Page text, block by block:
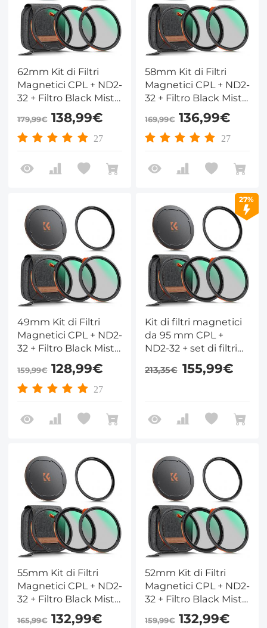
62mm Kit di Filtri
Magnetici CPL + ND2-
32 + Filtro Black Mist
1/4 + Adattatore +
Copriobiettivo
Magnetico con 28
Nano - Serie Nano-
Xcel
179,99€138,99€
27
58mm Kit di Filtri
Magnetici CPL + ND2-
32 + Filtro Black Mist
1/4 + Adattatore +
Copriobiettivo
Magnetico con 28
Nano - Serie Nano-
Xcel
169,99€136,99€
27
49mm Kit di Filtri
Magnetici CPL + ND2-
32 + Filtro Black Mist
1/4 + Adattatore +
Copriobiettivo
Magnetico con 28
Nano - Serie Nano-
Xcel
159,99€128,99€
27
27%
Kit di filtri magnetici
da 95 mm CPL +
ND2-32 + set di filtri
Black Mist da 1/4 +
anello adattatore
ottico HD con
rivestimento a 28
fotografici - Serie
Nano-Xcel
213,35€ 155,99€
55mm Kit di Filtri
Magnetici CPL + ND2-
32 + Filtro Black Mist
1/4 + Adattatore +
Copriobiettivo
165,99€132,99€
52mm Kit di Filtri
Magnetici CPL + ND2-
32 + Filtro Black Mist
1/4 + Adattatore +
Copriobiettivo
159,99€132,99€